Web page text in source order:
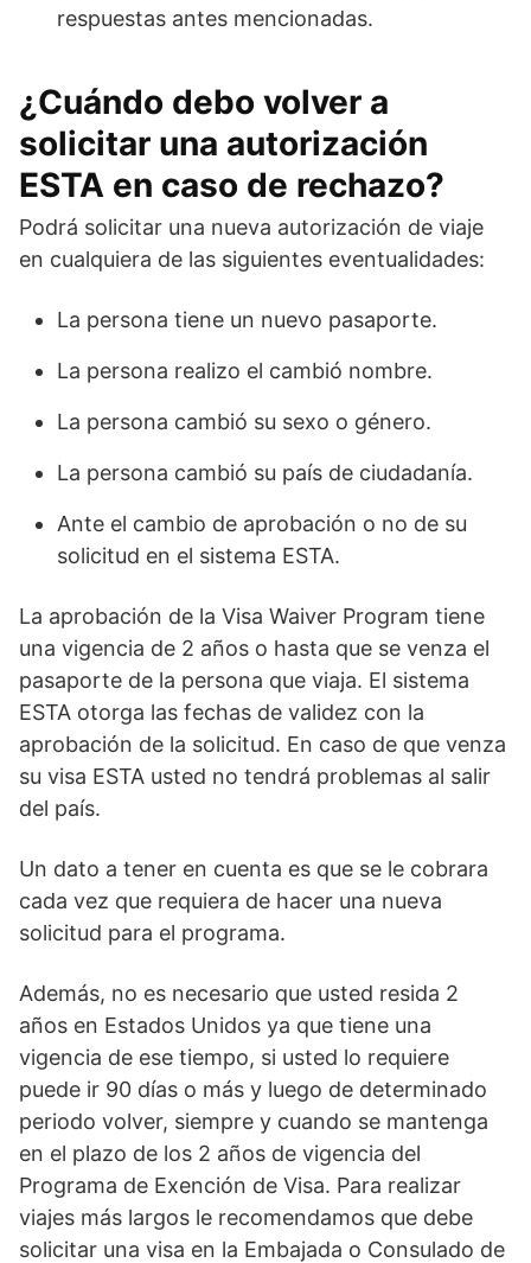
respuestas antes mencionadas.
¿Cuándo debo volver a
solicitar una autorización
ESTA en caso de rechazo?
Podrá solicitar una nueva autorización de viaje
en cualquiera de las siguientes eventualidades:
La persona tiene un nuevo pasaporte.
La persona realizo el cambió nombre.
La persona cambió su sexo o género.
La persona cambió su país de ciudadanía.
Ante el cambio de aprobación o no de su
solicitud en el sistema ESTA.
La aprobación de la Visa Waiver Program tiene
una vigencia de 2 años o hasta que se venza el
pasaporte de la persona que viaja. El sistema
ESTA otorga las fechas de validez con la
aprobación de la solicitud. En caso de que venza
su visa ESTA usted no tendrá problemas al salir
del país.
Un dato a tener en cuenta es que se le cobrara
cada vez que requiera de hacer una nueva
solicitud para el programa.
Además, no es necesario que usted resida 2
años en Estados Unidos ya que tiene una
vigencia de ese tiempo, si usted lo requiere
puede ir 90 días o más y luego de determinado
periodo volver, siempre y cuando se mantenga
en el plazo de los 2 años de vigencia del
Programa de Exención de Visa. Para realizar
viajes más largos le recomendamos que debe
solicitar una visa en la Embajada o Consulado de